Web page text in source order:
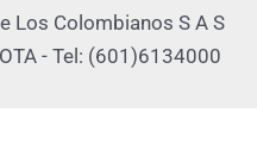
Los Colombianos S A S
- Tel: (601)6134000